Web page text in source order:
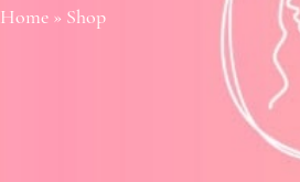
Home » Shop